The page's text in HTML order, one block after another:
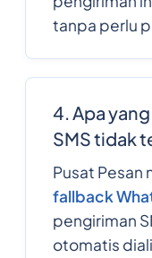
tanpa perlu
4. Apa
SMS tidak
Pusat Pesan
fallback
pengiriman
otomatis